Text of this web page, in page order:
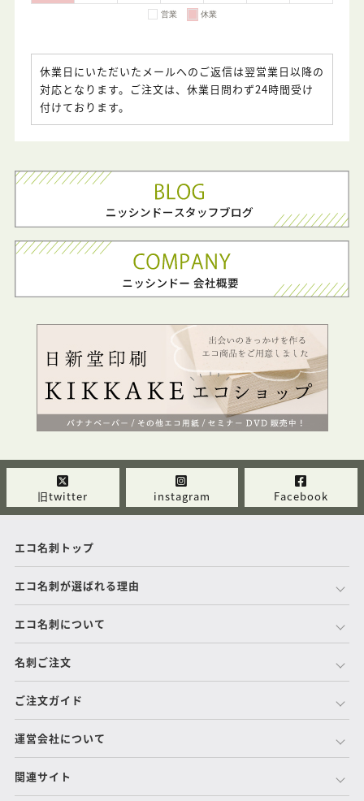
休業日にいただいたメールへのご返信は翌営業日以降の
対応となります。ご注文は、休業日問わず24時間受け
付けております。
旧twitter instagram Facebook
エコ名刺トップ
エコ名刺が選ばれる理由
エコ名刺について
名刺ご注文
ご注文ガイド
運営会社について
関連サイト